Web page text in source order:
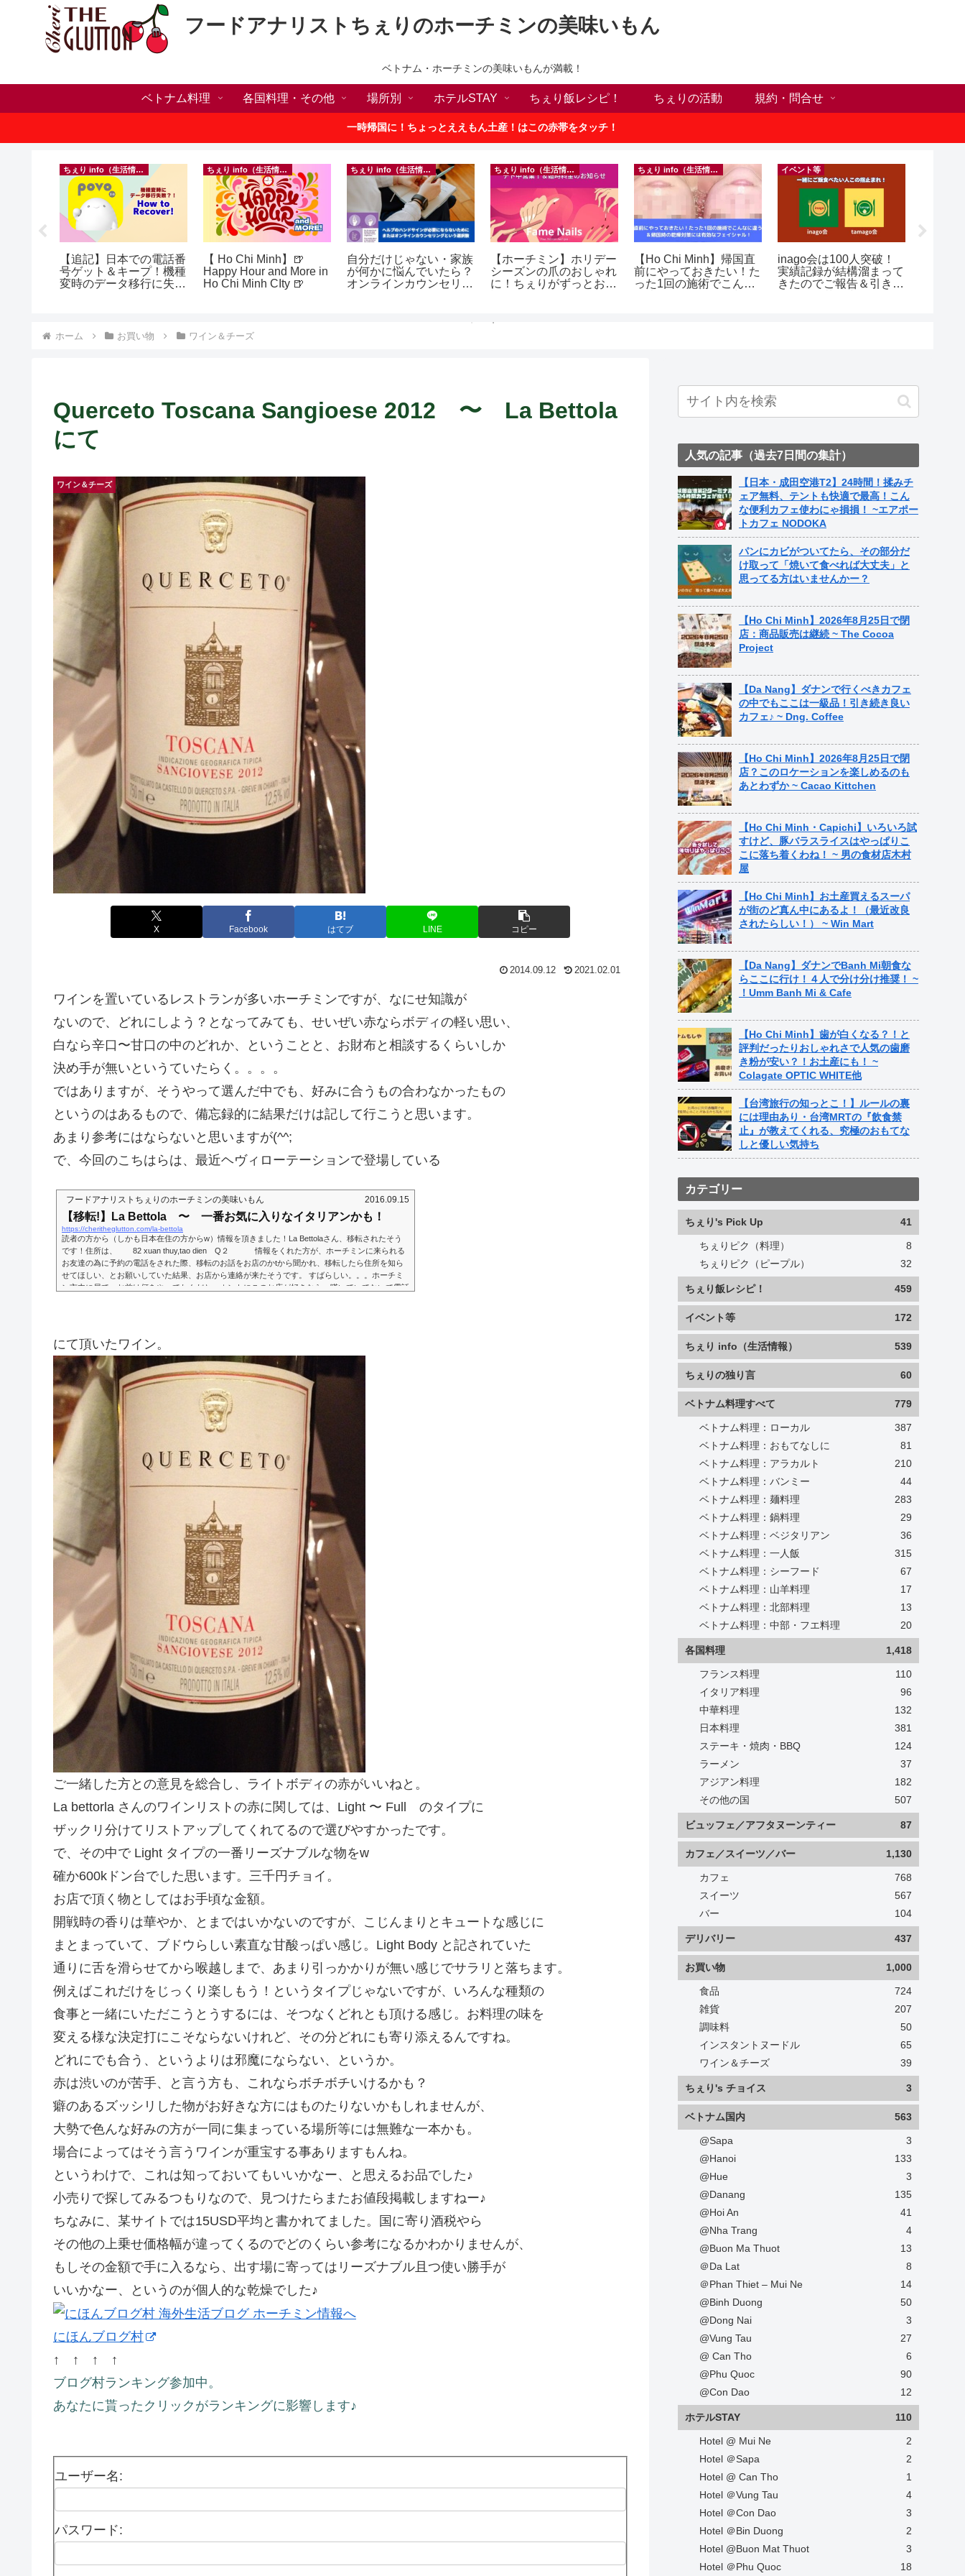
フードアナリストちぇりのホーチミンの美味いもん
ベトナム・ホーチミンの美味いもんが満載！
ベトナム料理 各国料理・その他 場所別 ホテルSTAY ちぇり飯レシピ！ ちぇりの活動 規約・問合せ
一時帰国に！ちょっとええもん土産！はこの赤帯をタッチ！
ちぇり info（生活情報）
【追記】日本での電話番
号ゲット＆キープ！機種
変時のデータ移行に失敗
ちぇり info（生活情報）
【 Ho Chi Minh】🍺
Happy Hour and More in
Ho Chi Minh CIty 🍺
ちぇり info（生活情報）
自分だけじゃない・家族
が何かに悩んでいたら？
オンラインカウンセリン
ちぇり info（生活情報）
【ホーチミン】ホリデー
シーズンの爪のおしゃれ
に！ちぇりがずっとお世
（テト前不適用期間&テ
ちぇり info（生活情報）
【Ho Chi Minh】帰国直
前にやっておきたい！た
った1回の施術でこんな
イベント等
inago会は100人突破！
実績記録が結構溜まって
きたのでご報告＆引き続
ホーム お買い物 ワイン＆チーズ
Querceto Toscana Sangioese 2012 〜 La Bettola
にて
ワイン＆チーズ
X Facebook はてブ LINE コピー
2014.09.12 2021.02.01
ワインを置いているレストランが多いホーチミンですが、なにせ知識が
ないので、どれにしよう？となってみても、せいぜい赤ならボディの軽い思い、
白なら辛口〜甘口の中のどれか、ということと、お財布と相談するくらいしか
決め手が無いというていたらく。。。。
ではありますが、そうやって選んだ中でも、好みに合うもの合わなかったもの
というのはあるもので、備忘録的に結果だけは記して行こうと思います。
あまり参考にはならないと思いますが(^^;
で、今回のこちはらは、最近ヘヴィローテーションで登場している
フードアナリストちぇりのホーチミンの美味いもん 2016.09.15
【移転!】La Bettola 〜 一番お気に入りなイタリアンかも！
https://cheritheglutton.com/la-bettola
読者の方から（しかも日本在住の方からw）情報を頂きました！La Bettolaさん、移転されたそう
です！住所は、 82 xuan thuy,tao dien Q２ 情報をくれた方が、ホーチミンに来られる
お友達の為に予約の電話をされた際、移転のお話をお店のかtから聞かれ、移転したら住所を知ら
せてほしい、とお願いしていた結果、お店から連絡が来たそうです。 すばらしい。。。ホーチミ
ン市内に居て、お前は何をやってたんだと。ホントにこのお店が好きなら、嘆いていてないで電話
にて頂いたワイン。
ご一緒した方との意見を総合し、ライトボディの赤がいいねと。
La bettorla さんのワインリストの赤に関しては、Light 〜 Full のタイプに
ザックリ分けてリストアップしてくれてるので選びやすかったです。
で、その中で Light タイプの一番リーズナブルな物をw
確か600kドン台でした思います。三千円チョイ。
お店で頂く物としてはお手頃な金額。
開戦時の香りは華やか、とまではいかないのですが、こじんまりとキュートな感じに
まとまっていて、ブドウらしい素直な甘酸っぱい感じ。Light Body と記されていた
通りに舌を滑らせてから喉越しまで、あまり引っかかりが無い感じでサラリと落ちます。
例えばこれだけをじっくり楽しもう！というタイプじゃないですが、いろんな種類の
食事と一緒にいただこうとうするには、そつなくどれとも頂ける感じ。お料理の味を
変える様な決定打にこそならないけれど、その分どれにも寄り添えるんですね。
どれにでも合う、というよりは邪魔にならない、というか。
赤は渋いのが苦手、と言う方も、これならボチボチいけるかも？
癖のあるズッシリした物がお好きな方にはものたりないかもしれませんが、
大勢で色んな好みの方が一同に集まっている場所等には無難な一本かも。
場合によってはそう言うワインが重宝する事ありますもんね。
というわけで、これは知っておいてもいいかなー、と思えるお品でした♪
小売りで探してみるつもりなので、見つけたらまたお値段掲載しますねー♪
ちなみに、某サイトでは15USD平均と書かれてました。国に寄り酒税やら
その他の上乗せ価格幅が違ってくるのでどのくらい参考になるかわかりませんが、
もしその金額で手に入るなら、出す場に寄ってはリーズナブル且つ使い勝手が
いいかなー、というのが個人的な乾燥でした♪
にほんブログ村
↑ ↑ ↑ ↑
ブログ村ランキング参加中。
あなたに貰ったクリックがランキングに影響します♪
ユーザー名:
パスワード:
人気の記事（過去7日間の集計）
【日本・成田空港T2】24時間！揉みチ
ェア無料、テントも快適で最高！こん
な便利カフェ使わにゃ損損！ ~エアポー
トカフェ NODOKA
パンにカビがついてたら、その部分だ
け取って「焼いて食べれば大丈夫」と
思ってる方はいませんかー？
【Ho Chi Minh】2026年8月25日で閉
店：商品販売は継続 ~ The Cocoa
Project
【Da Nang】ダナンで行くべきカフェ
の中でもここは一級品！引き続き良い
カフェ♪ ~ Dng. Coffee
【Ho Chi Minh】2026年8月25日で閉
店？このロケーションを楽しめるのも
あとわずか ~ Cacao Kittchen
【Ho Chi Minh・Capichi】いろいろ試
すけど、豚バラスライスはやっぱりこ
こに落ち着くわね！ ~ 男の食材店木村
屋
【Ho Chi Minh】お土産買えるスーパ
が街のど真ん中にあるよ！（最近改良
されたらしい！） ~ Win Mart
【Da Nang】ダナンでBanh Mi朝食な
らここに行け！４人で分け分け推奨！ ~
！Umm Banh Mi & Cafe
【Ho Chi Minh】歯が白くなる？！と
評判だったりおしゃれさで人気の歯磨
き粉が安い？！お土産にも！ ~
Colagate OPTIC WHITE他
【台湾旅行の知っとこ！】ルールの裏
には理由あり・台湾MRTの『飲食禁
止』が教えてくれる、究極のおもてな
しと優しい気持ち
カテゴリー
ちぇり's Pick Up 41
ちぇりピク（料理）
8
ちぇりピク（ピープル）
32
ちぇり飯レシピ！ 459
イベント等 172
ちぇり info（生活情報） 539
ちぇりの独り言 60
ベトナム料理すべて 779
ベトナム料理：ローカル
387
ベトナム料理：おもてなしに
81
ベトナム料理：アラカルト
210
ベトナム料理：バンミー
44
ベトナム料理：麺料理
283
ベトナム料理：鍋料理
29
ベトナム料理：ベジタリアン
36
ベトナム料理：一人飯
315
ベトナム料理：シーフード
67
ベトナム料理：山羊料理
17
ベトナム料理：北部料理
13
ベトナム料理：中部・フエ料理
20
各国料理 1,418
フランス料理
110
イタリア料理
96
中華料理
132
日本料理
381
ステーキ・焼肉・BBQ
124
ラーメン
37
アジアン料理
182
その他の国
507
ビュッフェ／アフタヌーンティー 87
カフェ／スイーツ／バー 1,130
カフェ
768
スイーツ
567
バー
104
デリバリー 437
お買い物 1,000
食品
724
雑貨
207
調味料
50
インスタントヌードル
65
ワイン＆チーズ
39
ちぇり's チョイス 3
ベトナム国内 563
@Sapa
3
@Hanoi
133
@Hue
3
@Danang
135
@Hoi An
41
@Nha Trang
4
@Buon Ma Thuot
13
＠Da Lat
8
＠Phan Thiet – Mui Ne
14
@Binh Duong
50
@Dong Nai
3
@Vung Tau
27
@ Can Tho
6
@Phu Quoc
90
@Con Dao
12
ホテルSTAY 110
Hotel @ Mui Ne
2
Hotel ＠Sapa
2
Hotel @ Can Tho
1
Hotel ＠Vung Tau
4
Hotel ＠Con Dao
3
Hotel ＠Bin Duong
2
Hotel @Buon Mat Thuot
3
Hotel ＠Phu Quoc
18